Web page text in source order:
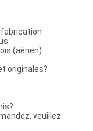
fabrication
(aérien)
originales?
veuillez